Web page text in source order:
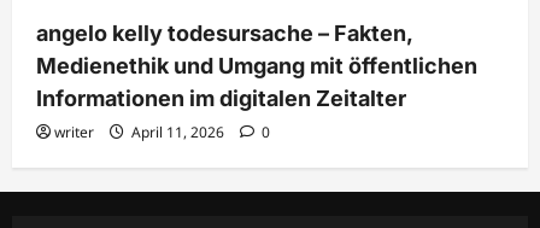
angelo kelly todesursache – Fakten,
Medienethik und Umgang mit öffentlichen
Informationen im digitalen Zeitalter
writer April 11, 2026 0